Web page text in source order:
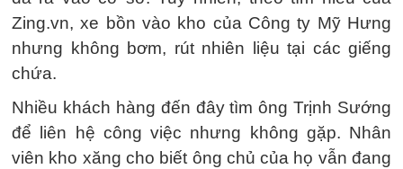
Zing.vn, xe bồn vào kho của Công ty Mỹ Hưng
nhưng không bơm, rút nhiên liệu tại các giếng
chứa.
Nhiều khách hàng đến đây tìm ông Trịnh Sướng
để liên hệ công việc nhưng không gặp. Nhân
viên kho xăng cho biết ông chủ của họ vẫn đang